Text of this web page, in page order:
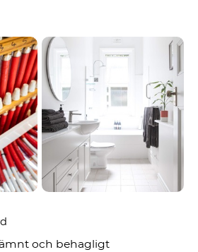
och behagligt